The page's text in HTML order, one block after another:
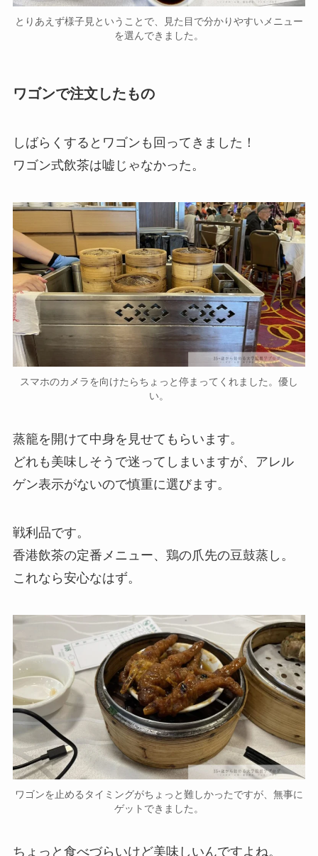
とりあえず様子見ということで、見た目で分かりやすいメニュー
を選んできました。
ワゴンで注文したもの
しばらくするとワゴンも回ってきました！
ワゴン式飲茶は嘘じゃなかった。
スマホのカメラを向けたらちょっと停まってくれました。優し
い。
蒸籠を開けて中身を見せてもらいます。
どれも美味しそうで迷ってしまいますが、アレル
ゲン表示がないので慎重に選びます。
戦利品です。
香港飲茶の定番メニュー、鶏の爪先の豆鼓蒸し。
これなら安心なはず。
ワゴンを止めるタイミングがちょっと難しかったですが、無事に
ゲットできました。
ちょっと食べづらいけど美味しいんですよね。